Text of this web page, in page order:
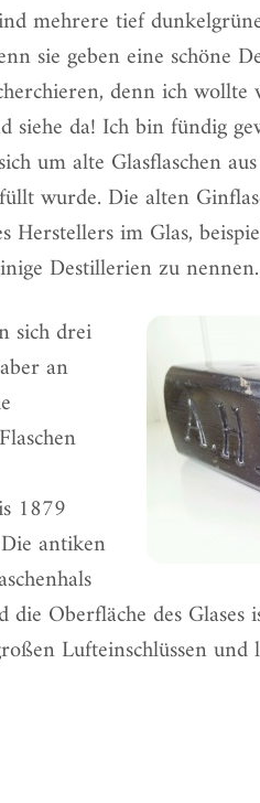
mehrere tief
sie geben eine schöne
denn ich wollte
siehe da! Ich bin fündig
um alte Glasflaschen
wurde. Die alten
Herstellers im Glas,
Destillerien zu nennen.
sich drei
an
1879
antiken
Oberfläche des
Lufteinschlüssen